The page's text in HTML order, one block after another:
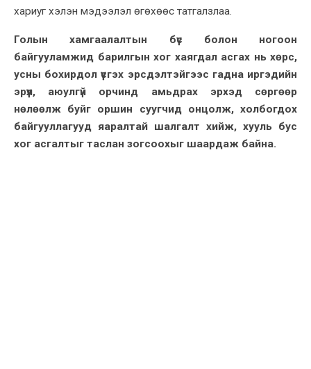
хариуг хэлэн мэдээлэл өгөхөөс татгалзлаа.
Голын хамгаалалтын бүс болон ногоон
байгууламжид барилгын хог хаягдал асгах нь хөрс,
усны бохирдол үүсгэх эрсдэлтэйгээс гадна иргэдийн
эрүүл, аюулгүй орчинд амьдрах эрхэд сөргөөр
нөлөөлж буйг оршин суугчид онцолж, холбогдох
байгууллагууд яаралтай шалгалт хийж, хууль бус
хог асгалтыг таслан зогсоохыг шаардаж байна.